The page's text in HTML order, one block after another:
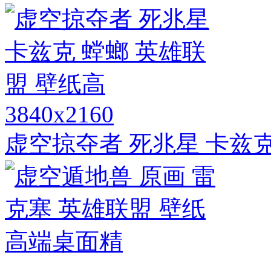
3840x2160
虚空掠夺者 死兆星 卡兹